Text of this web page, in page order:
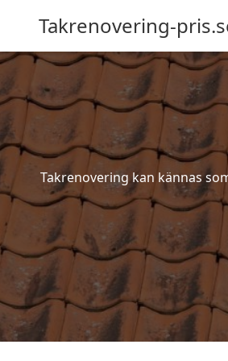
Takrenovering-
Takrenovering kan kännas